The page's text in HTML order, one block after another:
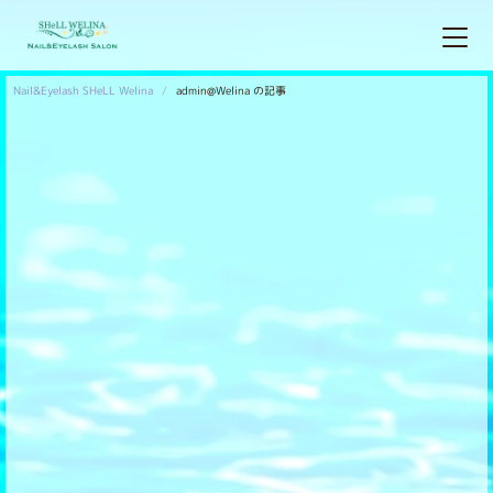
Nail&Eyelash SHeLL Welina admin@Welina の記事